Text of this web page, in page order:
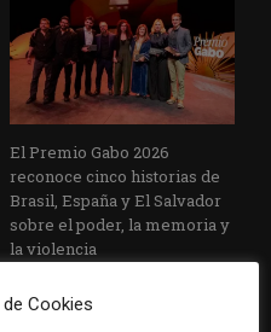
El Premio Gabo 2026
reconoce cinco historias de
Brasil, España y El Salvador
sobre el poder, la memoria y
la violencia
Cookies